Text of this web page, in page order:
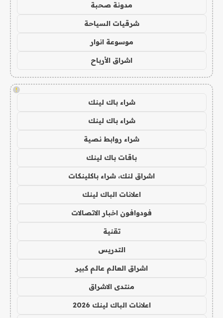
مدونة صحبة
شرقيات السياحة
موسوعة انوار
اشراق الأرباح
!
شراء باك لينك
شراء باك لينك
شراء روابط نصية
باقات باك لينك
اشراق لنك، شراء باكلينكات
اعلانات الباك لينك
فودوافون اخبار الاتصالات
تقنية
التدريس
اشراق العالم عالم كبير
منتدى الاشراق
اعلانات الباك لينك 2026